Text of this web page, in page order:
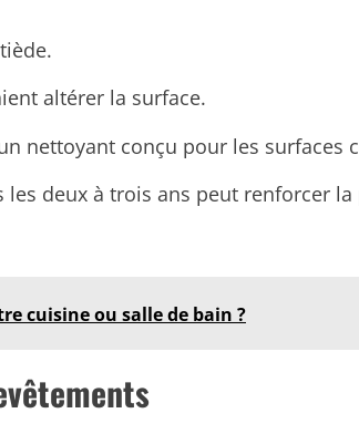
altérer la surface.
nettoyant conçu pour les surfaces
deux à trois ans peut renforcer
cuisine ou salle de bain ?